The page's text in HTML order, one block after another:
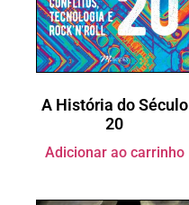
A História do Século
20
Adicionar ao carrinho